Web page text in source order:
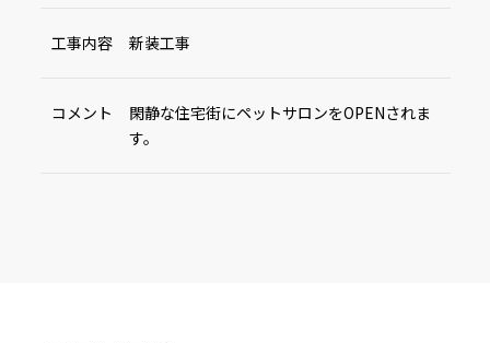
工事内容 新装工事
コメント
閑静な住宅街にペットサロンをOPENされま
す。